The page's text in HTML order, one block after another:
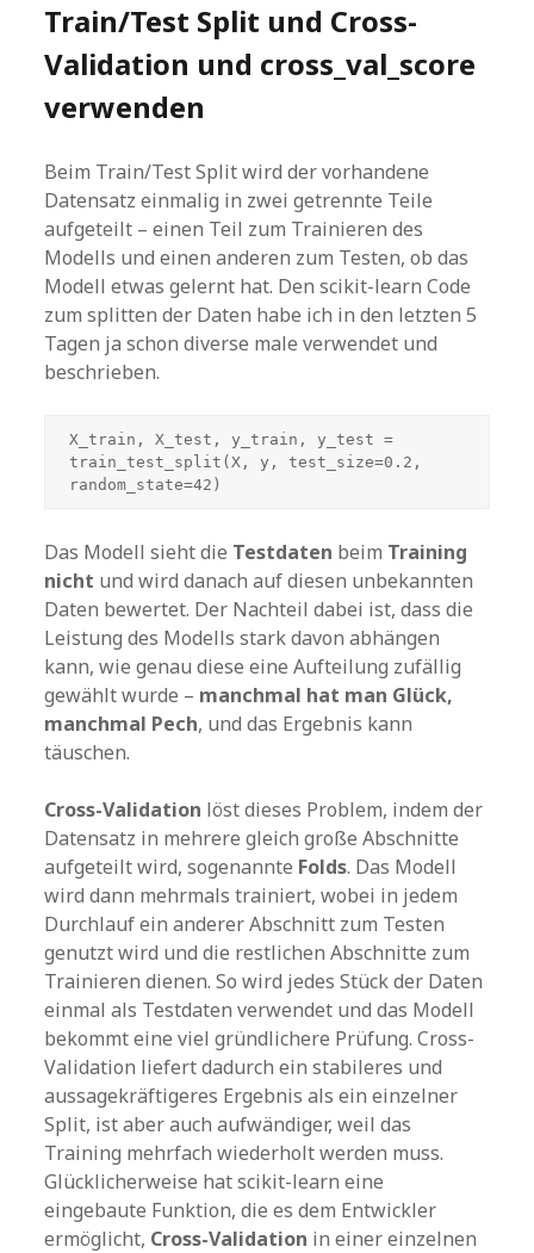
Train/Test Split und Cross-
Validation und cross_val_score
verwenden
Beim Train/Test Split wird der vorhandene
Datensatz einmalig in zwei getrennte Teile
aufgeteilt – einen Teil zum Trainieren des
Modells und einen anderen zum Testen, ob das
Modell etwas gelernt hat. Den scikit-learn Code
zum splitten der Daten habe ich in den letzten 5
Tagen ja schon diverse male verwendet und
beschrieben.
X_train, X_test, y_train, y_test =
train_test_split(X, y, test_size=0.2,
random_state=42)
Das Modell sieht die Testdaten beim Training
nicht und wird danach auf diesen unbekannten
Daten bewertet. Der Nachteil dabei ist, dass die
Leistung des Modells stark davon abhängen
kann, wie genau diese eine Aufteilung zufällig
gewählt wurde – manchmal hat man Glück,
manchmal Pech, und das Ergebnis kann
täuschen.
Cross-Validation löst dieses Problem, indem der
Datensatz in mehrere gleich große Abschnitte
aufgeteilt wird, sogenannte Folds. Das Modell
wird dann mehrmals trainiert, wobei in jedem
Durchlauf ein anderer Abschnitt zum Testen
genutzt wird und die restlichen Abschnitte zum
Trainieren dienen. So wird jedes Stück der Daten
einmal als Testdaten verwendet und das Modell
bekommt eine viel gründlichere Prüfung. Cross-
Validation liefert dadurch ein stabileres und
aussagekräftigeres Ergebnis als ein einzelner
Split, ist aber auch aufwändiger, weil das
Training mehrfach wiederholt werden muss.
Glücklicherweise hat scikit-learn eine
eingebaute Funktion, die es dem Entwickler
ermöglicht, Cross-Validation in einer einzelnen